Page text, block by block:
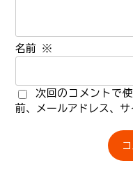
名前 ※
次回のコメントで
前、メールアドレス、サ